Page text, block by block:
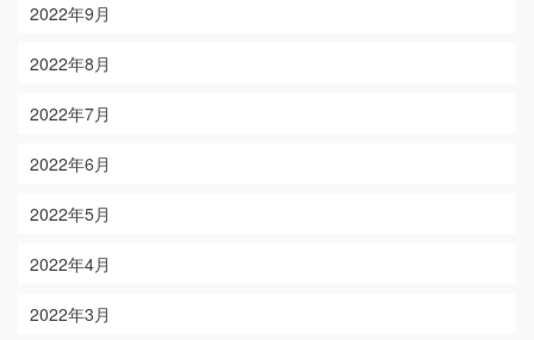
2022年9月
2022年8月
2022年7月
2022年6月
2022年5月
2022年4月
2022年3月